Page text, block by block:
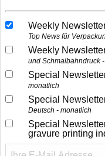
Weekly
Top News für
Weekly
und Schmalbahndruck
Special
monatlich
Special
Deutsch - monatlich
Special
gravure printing